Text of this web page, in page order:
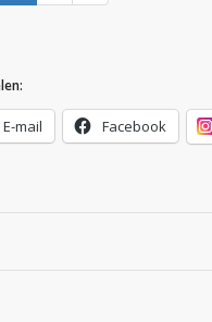
E-mail Facebook